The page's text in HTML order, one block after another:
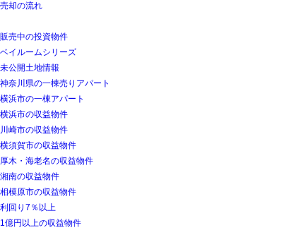
売却の流れ
販売中の投資物件
ベイルームシリーズ
未公開土地情報
神奈川県の一棟売りアパート
横浜市の一棟アパート
横浜市の収益物件
川崎市の収益物件
横須賀市の収益物件
厚木・海老名の収益物件
湘南の収益物件
相模原市の収益物件
利回り7％以上
1億円以上の収益物件